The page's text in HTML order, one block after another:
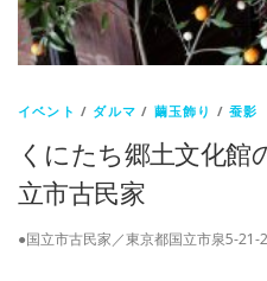
イベント / ダルマ / 繭玉飾り /蚕影
くにたち郷土文化館
立市古民家
●国立市古民家／東京都国立市泉5-21-